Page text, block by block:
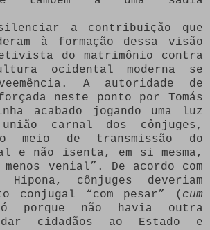
silenciar a contribuição que
à formação dessa visão
do matrimônio contra
ocidental moderna se
A autoridade de
neste ponto por Tomás
acabado jogando uma luz
carnal dos cônjuges,
o meio de transmissão do
e não isenta, em si mesma,
menos venial”. De acordo com
cônjuges deveriam
conjugal “com pesar” ( cum
porque não havia outra
cidadãos ao Estado e